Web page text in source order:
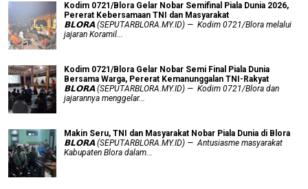
Kodim 0721/Blora Gelar Nobar Semifinal Piala Dunia 2026,
Pererat Kebersamaan TNI dan Masyarakat
𝗕𝗟𝗢𝗥𝗔 (SEPUTARBLORA.MY.ID) — Kodim 0721/Blora melalui
jajaran Koramil...
Kodim 0721/Blora Gelar Nobar Semi Final Piala Dunia
Bersama Warga, Pererat Kemanunggalan TNI-Rakyat
𝗕𝗟𝗢𝗥𝗔 (SEPUTARBLORA.MY.ID) — Kodim 0721/Blora dan
jajarannya menggelar...
Makin Seru, TNI dan Masyarakat Nobar Piala Dunia di Blora
𝗕𝗟𝗢𝗥𝗔 (SEPUTARBLORA.MY.ID) — Antusiasme masyarakat
Kabupaten Blora dalam...